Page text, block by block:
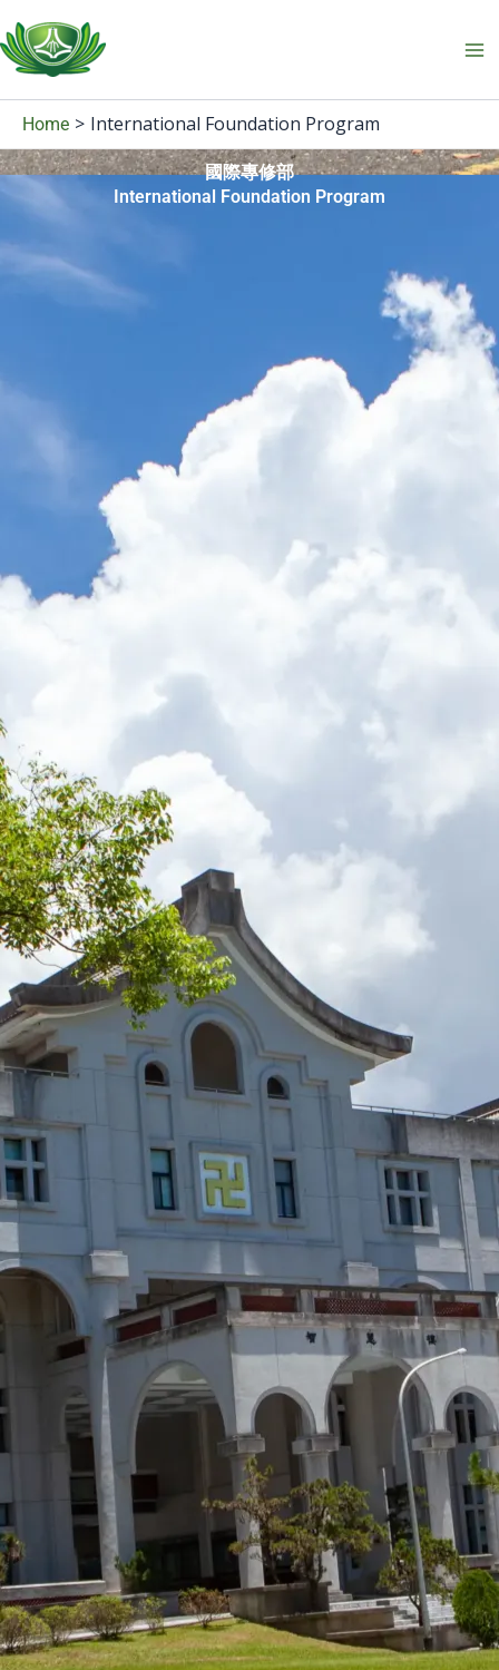
to
content
Home International Foundation Program
國際專修部
International Foundation Program